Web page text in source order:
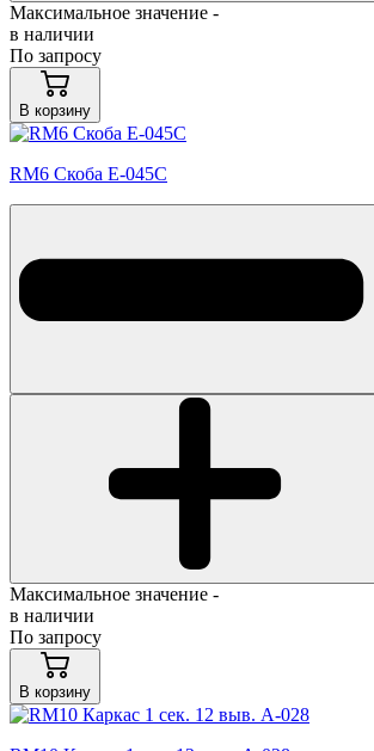
Максимальное значение -
в наличии
По запросу
В корзину
RM6 Скоба E-045C
Максимальное значение -
в наличии
По запросу
В корзину